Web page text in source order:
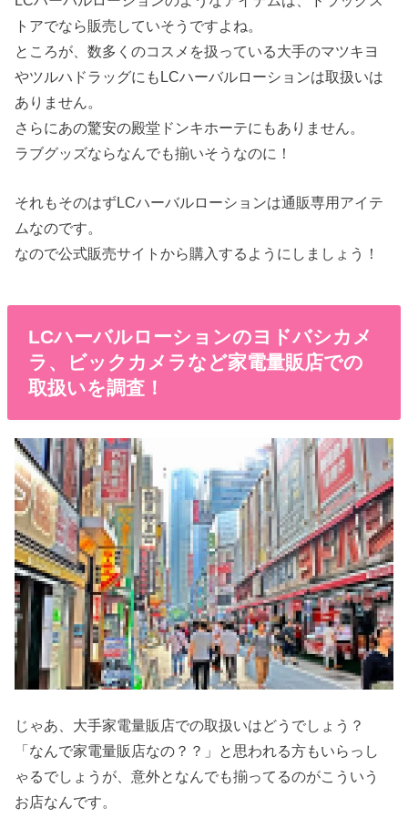
トアでなら販売していそうですよね。
ところが、数多くのコスメを扱っている大手のマツキヨ
やツルハドラッグにもLCハーバルローションは取扱いは
ありません。
さらにあの驚安の殿堂ドンキホーテにもありません。
ラブグッズならなんでも揃いそうなのに！
それもそのはずLCハーバルローションは通販専用アイテ
ムなのです。
なので公式販売サイトから購入するようにしましょう！
LCハーバルローションのヨドバシカメ
ラ、ビックカメラなど家電量販店での
取扱いを調査！
じゃあ、大手家電量販店での取扱いはどうでしょう？
「なんで家電量販店なの？？」と思われる方もいらっし
ゃるでしょうが、意外となんでも揃ってるのがこういう
お店なんです。